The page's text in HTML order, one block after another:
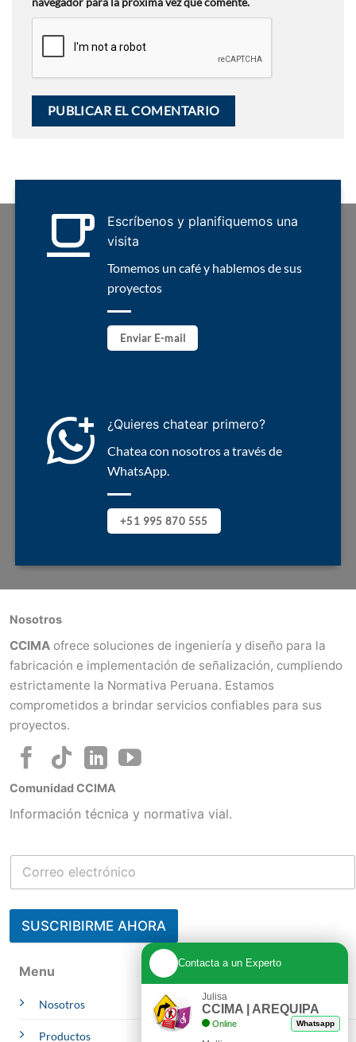
Escríbenos y planifiquemos una
visita
Tomemos un café y hablemos de sus
proyectos
Enviar E-mail
¿Quieres chatear primero?
Chatea con nosotros a través de
WhatsApp.
+51 995 870 555
Nosotros
CCIMA ofrece soluciones de ingeniería y diseño para la
fabricación e implementación de señalización, cumpliendo
estrictamente la Normativa Peruana. Estamos
comprometidos a brindar servicios confiables para sus
proyectos.
Menu
Nosotros
Productos
Comunidad CCIMA
Información técnica y normativa vial.
SUSCRIBIRME AHORA
Contacta a un Experto
Julisa
CCIMA | AREQUIPA
Online Whatsapp